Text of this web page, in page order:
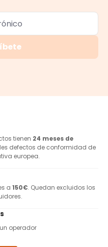
tienen 24 meses de
defectos de conformidad de
europea.
a 150€. Quedan excluidos los
operador